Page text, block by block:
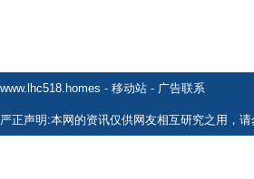
www.lhc518.homes - 移动站 - 广告联系
严正声明:本网的资讯仅供网友相互研究之用，请